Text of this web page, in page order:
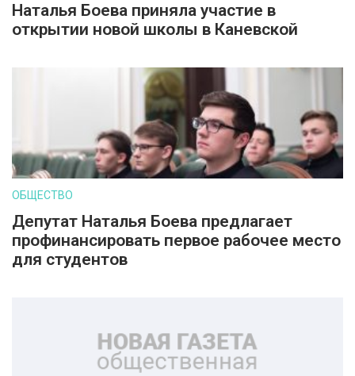
Наталья Боева приняла участие в
открытии новой школы в Каневской
ОБЩЕСТВО
Депутат Наталья Боева предлагает
профинансировать первое рабочее место
для студентов